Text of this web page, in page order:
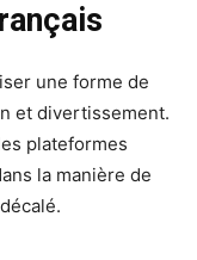
une forme de
et divertissement.
plateformes
la manière de